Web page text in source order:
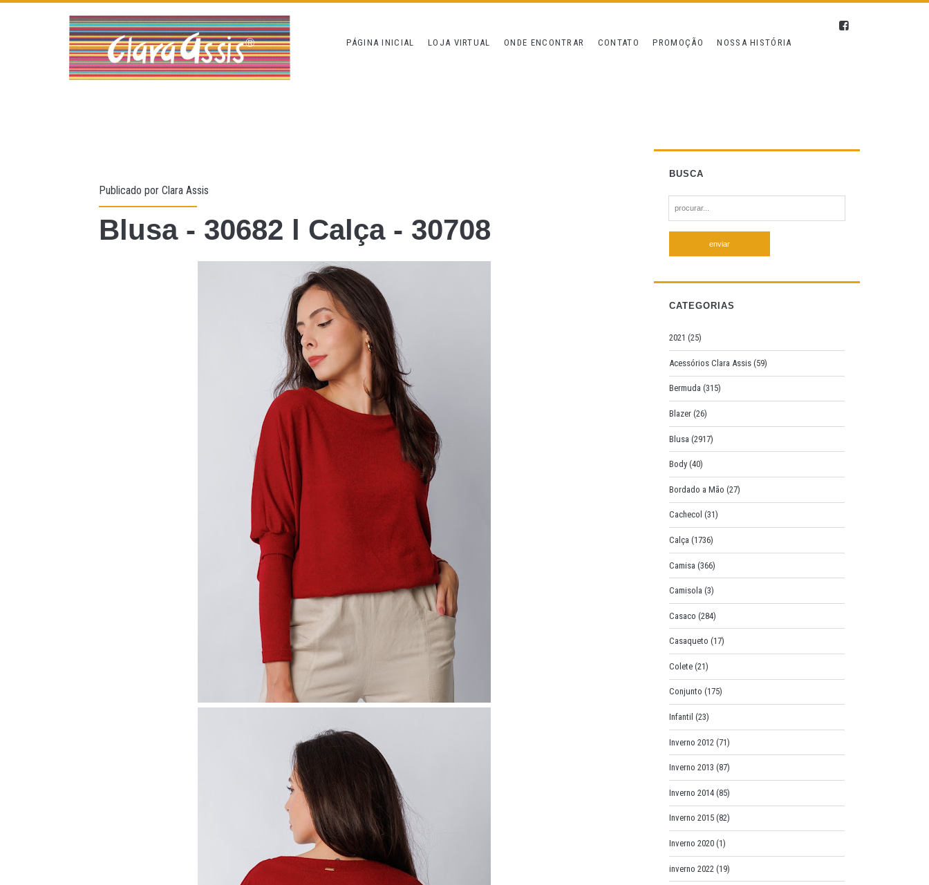
PÁGINA INICIAL LOJA VIRTUAL ONDE ENCONTRAR CONTATO PROMOÇÃO NOSSA HISTÓRIA
Publicado porClara Assis
Blusa - 30682 l Calça - 30708
BUSCA
e
h
f
r
:
CATEGORIAS
2021 (25)
Acessórios Clara Assis (59)
Bermuda (315)
Blazer (26)
Blusa (2917)
Body (40)
Bordado a Mão (27)
Cachecol (31)
Calça (1736)
Camisa (366)
Camisola (3)
Casaco (284)
Casaqueto (17)
Colete (21)
Conjunto (175)
Infantil (23)
Inverno 2012 (71)
Inverno 2013 (87)
Inverno 2014 (85)
Inverno 2015 (82)
Inverno 2020 (1)
inverno 2022 (19)